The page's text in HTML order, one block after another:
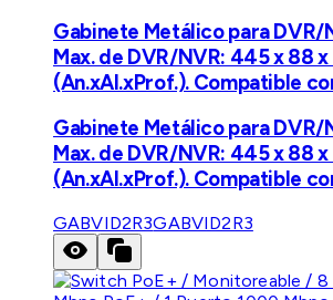
Gabinete Metálico para DVR/
Max. de DVR/NVR: 445 x 88
(An.xAl.xProf.). Compatible
Gabinete Metálico para DVR/
Max. de DVR/NVR: 445 x 88
(An.xAl.xProf.). Compatible
GABVID2R3GABVID2R3